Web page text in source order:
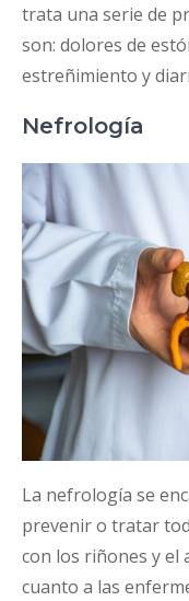
trata una serie de
son: dolores de
estreñimiento y
Nefrología
La nefrología se
prevenir o tratar
con los riñones y el
cuanto a las